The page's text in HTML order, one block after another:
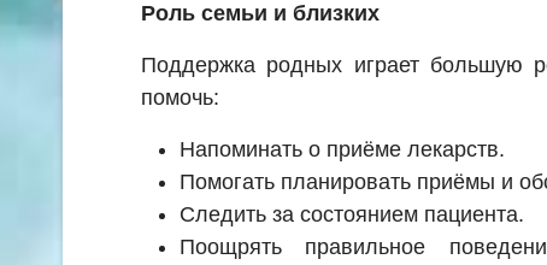
Роль семьи и близких
Поддержка родных играет большую
помочь:
Напоминать о приёме лекарств.
Помогать планировать приёмы и
Следить за состоянием пациента.
Поощрять правильное